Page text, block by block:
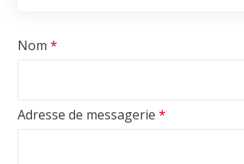
Nom *
Adresse de messagerie *